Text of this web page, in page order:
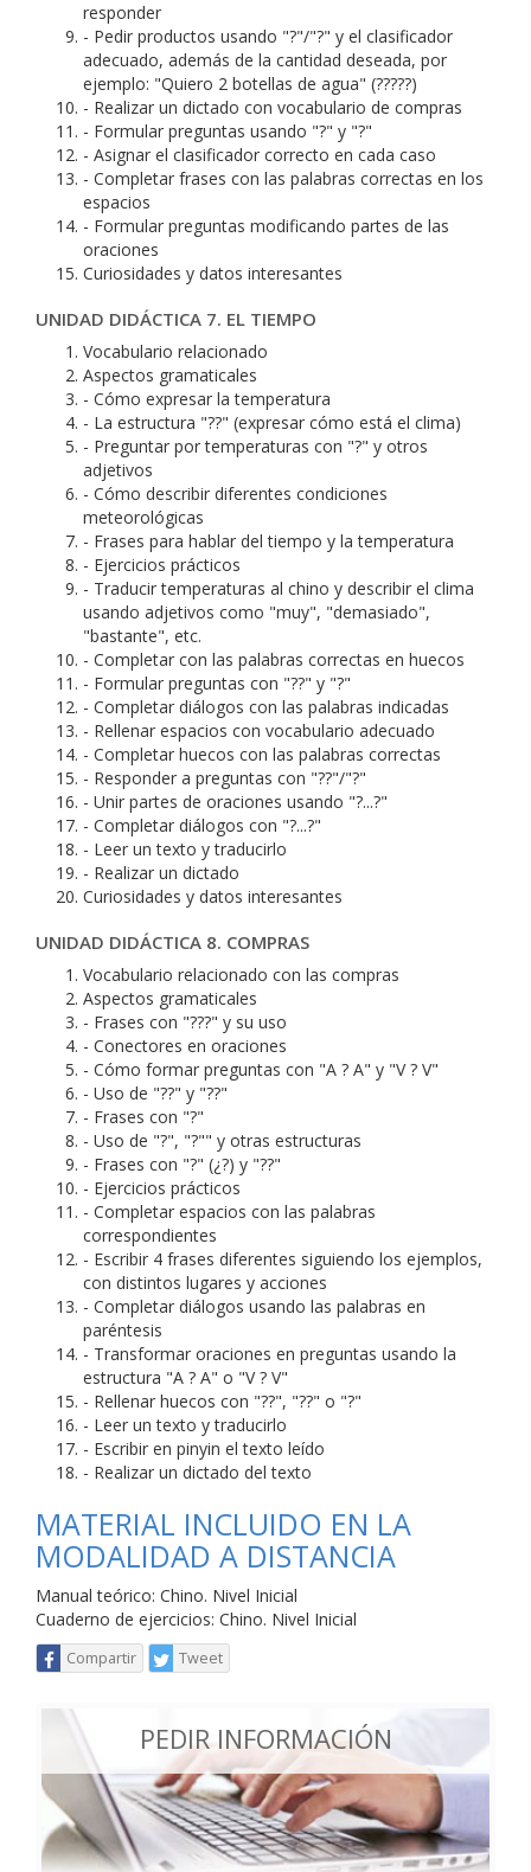
responder
- Pedir productos usando "?"/"?" y el clasificador
adecuado, además de la cantidad deseada, por
ejemplo: "Quiero 2 botellas de agua" (?????)
- Realizar un dictado con vocabulario de compras
- Formular preguntas usando "?" y "?"
- Asignar el clasificador correcto en cada caso
- Completar frases con las palabras correctas en los
espacios
- Formular preguntas modificando partes de las
oraciones
Curiosidades y datos interesantes
UNIDAD DIDÁCTICA 7. EL TIEMPO
Vocabulario relacionado
Aspectos gramaticales
- Cómo expresar la temperatura
- La estructura "??" (expresar cómo está el clima)
- Preguntar por temperaturas con "?" y otros
adjetivos
- Cómo describir diferentes condiciones
meteorológicas
- Frases para hablar del tiempo y la temperatura
- Ejercicios prácticos
- Traducir temperaturas al chino y describir el clima
usando adjetivos como "muy", "demasiado",
"bastante", etc.
- Completar con las palabras correctas en huecos
- Formular preguntas con "??" y "?"
- Completar diálogos con las palabras indicadas
- Rellenar espacios con vocabulario adecuado
- Completar huecos con las palabras correctas
- Responder a preguntas con "??"/"?"
- Unir partes de oraciones usando "?...?"
- Completar diálogos con "?...?"
- Leer un texto y traducirlo
- Realizar un dictado
Curiosidades y datos interesantes
UNIDAD DIDÁCTICA 8. COMPRAS
Vocabulario relacionado con las compras
Aspectos gramaticales
- Frases con "???" y su uso
- Conectores en oraciones
- Cómo formar preguntas con "A ? A" y "V ? V"
- Uso de "??" y "??"
- Frases con "?"
- Uso de "?", "?"" y otras estructuras
- Frases con "?" (¿?) y "??"
- Ejercicios prácticos
- Completar espacios con las palabras
correspondientes
- Escribir 4 frases diferentes siguiendo los ejemplos,
con distintos lugares y acciones
- Completar diálogos usando las palabras en
paréntesis
- Transformar oraciones en preguntas usando la
estructura "A ? A" o "V ? V"
- Rellenar huecos con "??", "??" o "?"
- Leer un texto y traducirlo
- Escribir en pinyin el texto leído
- Realizar un dictado del texto
MATERIAL INCLUIDO EN LA
MODALIDAD A DISTANCIA
Manual teórico: Chino. Nivel Inicial
Cuaderno de ejercicios: Chino. Nivel Inicial
Compartir Tweet
PEDIR INFORMACIÓN